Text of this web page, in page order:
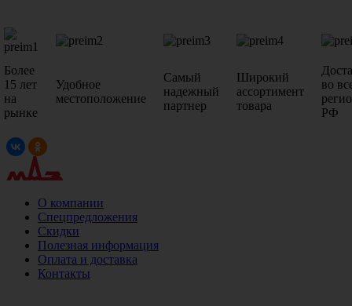
Более
15 лет
на
рынке
Удобное
местоположение
Самый
надежный
партнер
Широкий
ассортимент
товара
во
РФ
О компании
Спецпредложения
Скидки
Полезная информация
Оплата и доставка
Контакты